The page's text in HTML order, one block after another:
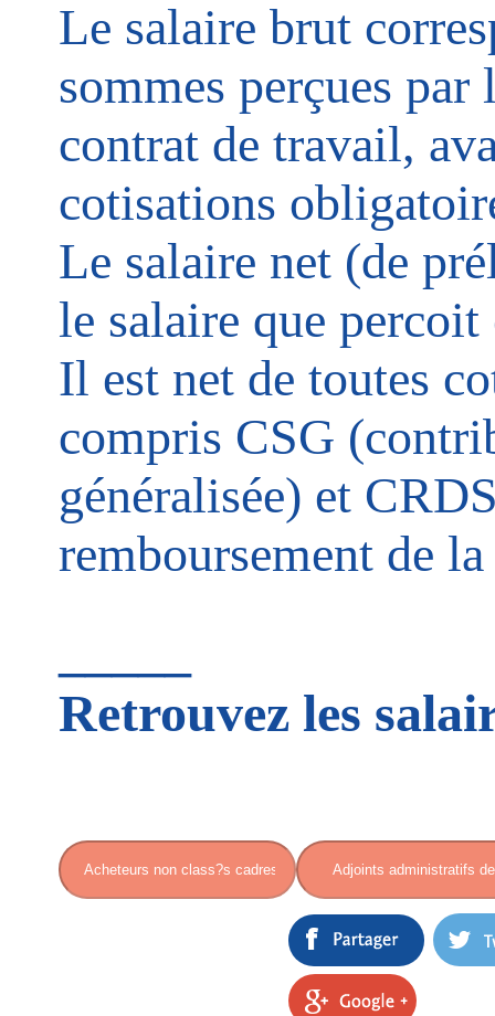
Le salaire brut
sommes perçues
contrat de travail,
cotisations
Le salaire net (de
le salaire que
Il est net de toutes
compris CSG
généralisée) et
remboursement de
Retrouvez les